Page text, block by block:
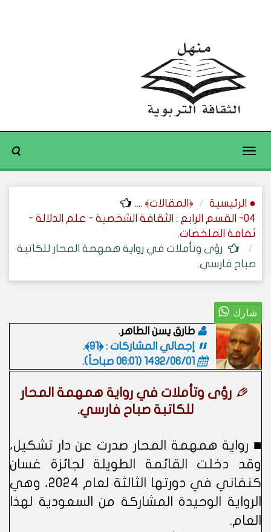
Toggle
● الرئيسية ﴿المقالات﴾ ....
04- القسم الرابع : الثقافة الشخصية - علم الدلالة -
ثقافة الملخصات.
رؤى وتأملات في رواية همهمة المحار للكاتبة
صباح فارسي.
طارق يسن الطاهر.
إجمالي المشاركات : ﴿91﴾.
1432/06/01 (06:01 صباحاً)
.
رؤى وتأملات في رواية همهمة المحار
للكاتبة صباح فارسي.
■ رواية همهمة المحار صدرت عن دار تشكيل،
وقد دخلت القائمة الطويلة لجائزة غسان
كنفاني في دورتها الثالثة لعام ٢٠٢٤، وهي
الرواية الوحيدة المشاركة من السعودية لهذا
العام.